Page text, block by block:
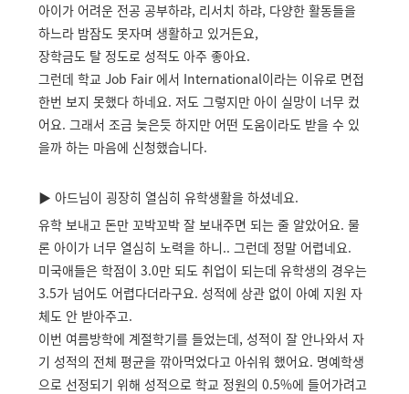
아이가 어려운 전공 공부하랴, 리서치 하랴, 다양한 활동들을
하느라 밤잠도 못자며 생활하고 있거든요,
장학금도 탈 정도로 성적도 아주 좋아요.
그런데 학교 Job Fair 에서 International이라는 이유로 면접
한번 보지 못했다 하네요. 저도 그렇지만 아이 실망이 너무 컸
어요. 그래서 조금 늦은듯 하지만 어떤 도움이라도 받을 수 있
을까 하는 마음에 신청했습니다.
▶ 아드님이 굉장히 열심히 유학생활을 하셨네요.
유학 보내고 돈만 꼬박꼬박 잘 보내주면 되는 줄 알았어요. 물
론 아이가 너무 열심히 노력을 하니.. 그런데 정말 어렵네요.
미국애들은 학점이 3.0만 되도 취업이 되는데 유학생의 경우는
3.5가 넘어도 어렵다더라구요. 성적에 상관 없이 아예 지원 자
체도 안 받아주고.
이번 여름방학에 계절학기를 들었는데, 성적이 잘 안나와서 자
기 성적의 전체 평균을 깎아먹었다고 아쉬워 했어요. 명예학생
으로 선정되기 위해 성적으로 학교 정원의 0.5%에 들어가려고